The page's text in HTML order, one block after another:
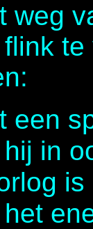
weg
een
in